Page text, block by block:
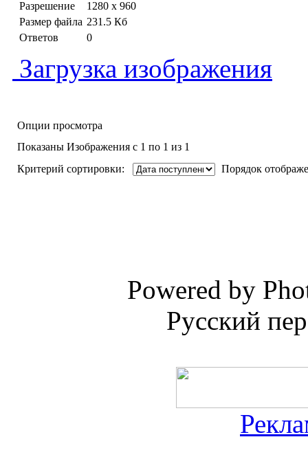
Разрешение
1280 x 960
Размер файла 231.5 Кб
Ответов
0
Загрузка изображения
Опции просмотра
Показаны Изображения с 1 по 1 из 1
Критерий сортировки:
Порядок
Powered by
Русский